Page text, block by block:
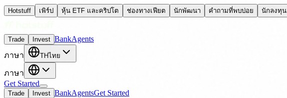
Hotstuff เพิร์ป หุ้น ETF และคริปโต ช่องทางเฟียต นักพัฒนา คำถามที่พบบ่อย นักลงทุน
Trade Invest BankAgents
ภาษา
THไทย
ภาษา
Get Started
Trade Invest BankAgentsGet Started